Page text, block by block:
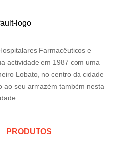
Farmacêuticos e
actividade em 1987 com uma
Lobato, no centro da cidade
ao seu armazém também nesta
PRODUTOS